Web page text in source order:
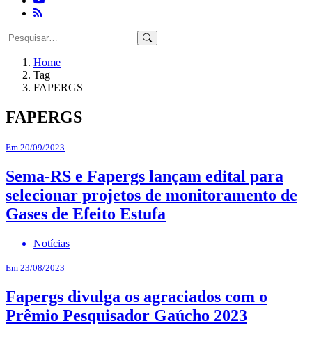
Home
Tag
FAPERGS
FAPERGS
Em 20/09/2023
Sema-RS e Fapergs lançam edital para
selecionar projetos de monitoramento de
Gases de Efeito Estufa
Notícias
Em 23/08/2023
Fapergs divulga os agraciados com o
Prêmio Pesquisador Gaúcho 2023